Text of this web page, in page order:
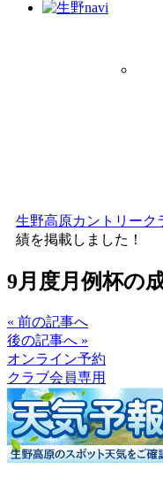
生野高原カントリーク
績を掲載しました！
9月度月例杯の
« 前の記事へ
後の記事へ »
オンライン予約
クラブ会員専用